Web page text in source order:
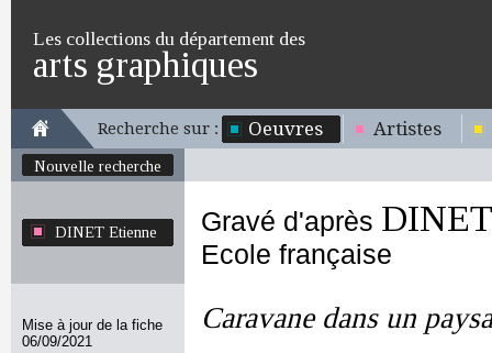
Les collections du département des
arts graphiques
Recherche sur : Oeuvres Artistes
Nouvelle recherche
DINET Etienne
Mise à jour de la fiche
06/09/2021
Gravé d'après
Ecole française
Caravane dans un